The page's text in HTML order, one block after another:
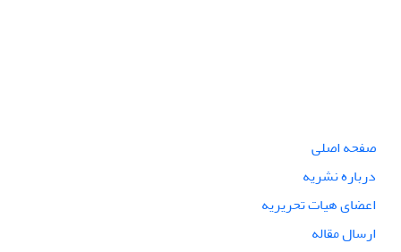
صفحه اصلی
درباره نشریه
اعضای هیات تحریریه
ارسال مقاله